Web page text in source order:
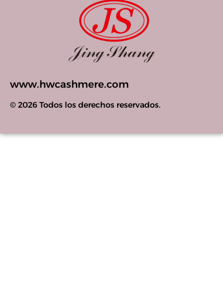
www.hwcashmere.com
© 2026 Todos los derechos reservados.